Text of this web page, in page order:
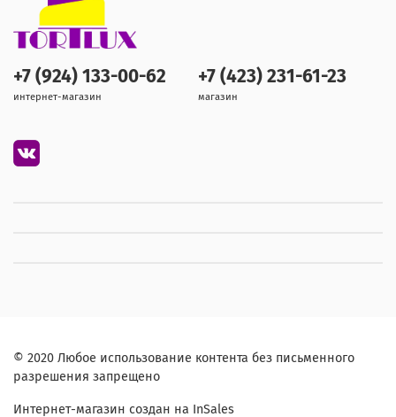
+7 (924) 133-00-62
интернет-магазин
+7 (423) 231-61-23
магазин
© 2020 Любое использование контента без письменного
разрешения запрещено
Интернет-магазин создан на InSales